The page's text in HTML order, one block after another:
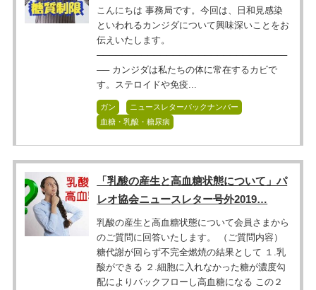
こんにちは 事務局です。今回は、日和見感染
といわれるカンジダについて興味深いことをお
伝えいたします。
──────────────────────────────
── カンジダは私たちの体に常在するカビで
す。ステロイドや免疫...
ガン
ニュースレターバックナンバー
血糖・乳酸・糖尿病
「乳酸の産生と高血糖状態について」パ
レオ協会ニュースレター号外2019…
乳酸の産生と高血糖状態について会員さまから
のご質問に回答いたします。 （ご質問内容）
糖代謝が回らず不完全燃焼の結果として １.乳
酸ができる ２.細胞に入れなかった糖が濃度勾
配によりバックフローし高血糖になる この２